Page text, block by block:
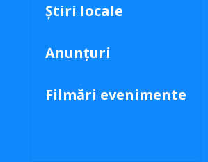
Știri locale
Anunțuri
Filmări evenimente